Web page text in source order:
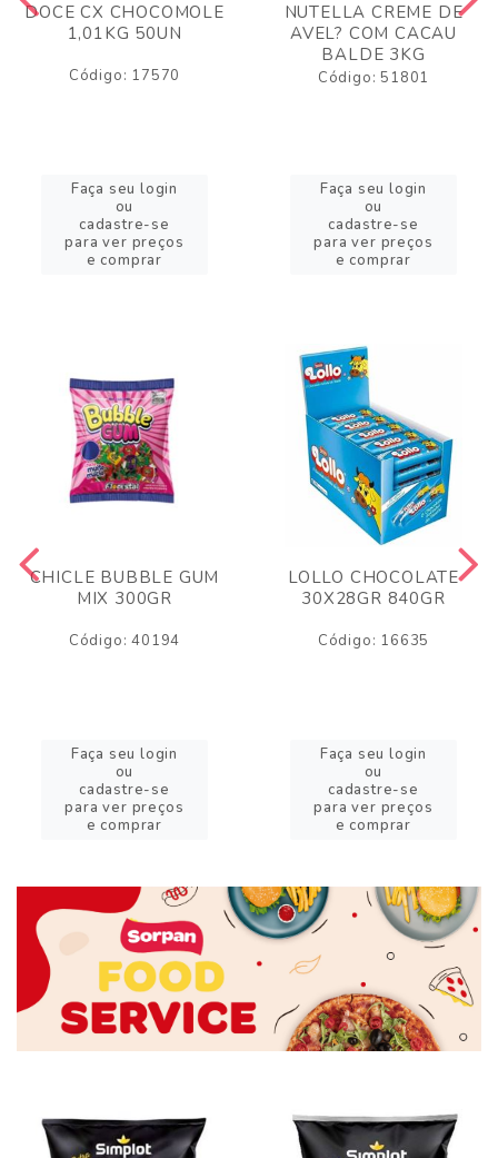
DOCE CX CHOCOMOLE
1,01KG 50UN
Código: 17570
Faça seu login
ou
cadastre-se
para ver preços
e comprar
NUTELLA CREME DE
AVEL? COM CACAU
BALDE 3KG
Código: 51801
Faça seu login
ou
cadastre-se
para ver preços
e comprar
CHICLE BUBBLE GUM
MIX 300GR
Código: 40194
Faça seu login
ou
cadastre-se
para ver preços
e comprar
LOLLO CHOCOLATE
30X28GR 840GR
Código: 16635
Faça seu login
ou
cadastre-se
para ver preços
e comprar